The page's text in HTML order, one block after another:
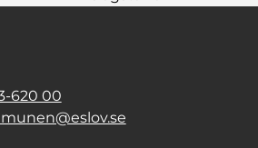
620 00